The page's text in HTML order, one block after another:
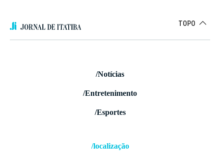
TOPO
/Notícias
/Entretenimento
/Esportes
/localização